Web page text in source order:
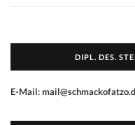
DIPL. DES.
E-Mail: